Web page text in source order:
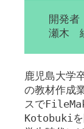
開発者
瀬木
鹿児島大学
の教材作成
スで
Kotobukiを